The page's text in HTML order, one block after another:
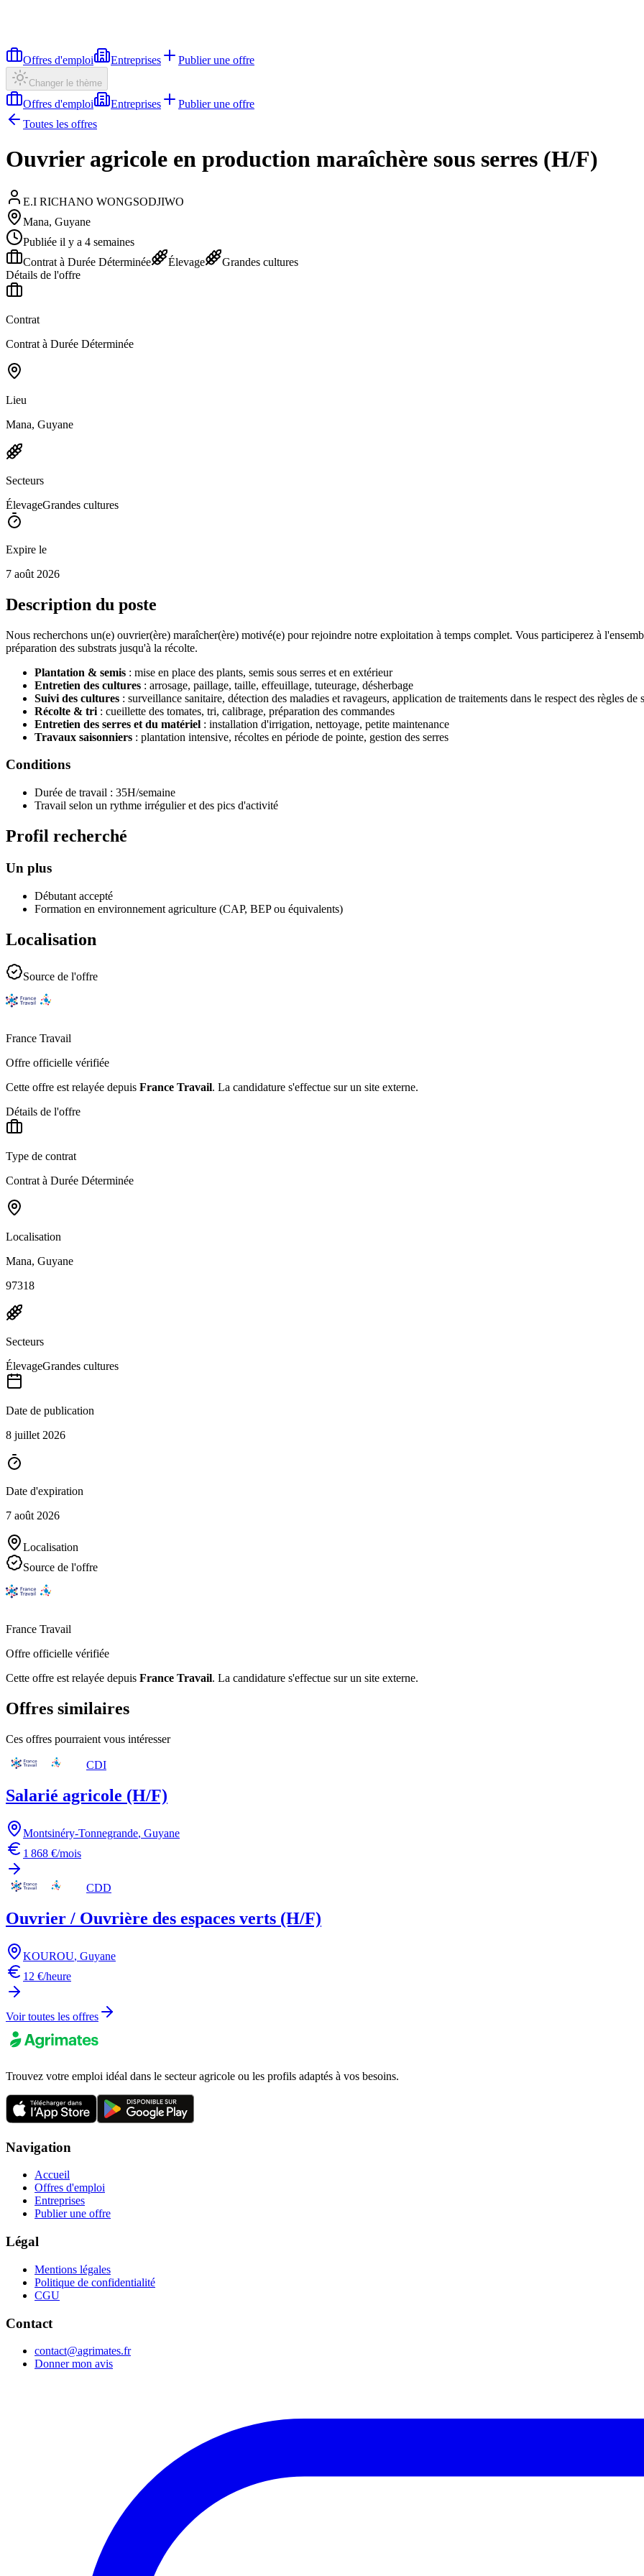
Offres d'emploi Entreprises Publier une offre
Changer le thème
Offres d'emploi Entreprises
Publier une offre
Toutes les offres
Ouvrier agricole en production maraîchère sous serres (H/F)
E.I RICHANO WONGSODJIWO
Mana, Guyane
Publiée il y a 4 semaines
Contrat à Durée Déterminée
Élevage
Grandes cultures
Détails de l'offre
Contrat
Contrat à Durée Déterminée
Lieu
Mana, Guyane
Secteurs
ÉlevageGrandes cultures
Expire le
7 août 2026
Description du poste
Nous recherchons un(e) ouvrier(ère) maraîcher(ère) motivé(e) pour rejoindre notre exploitation à temps complet. Vous participerez à
préparation des substrats jusqu'à la récolte.
Plantation & semis : mise en place des plants, semis sous serres et en extérieur
Entretien des cultures : arrosage, paillage, taille, effeuillage, tuteurage, désherbage
Suivi des cultures : surveillance sanitaire, détection des maladies et ravageurs, application de traitements dans le respect des règles de
Récolte & tri : cueillette des tomates, tri, calibrage, préparation des commandes
Entretien des serres et du matériel : installation d'irrigation, nettoyage, petite maintenance
Travaux saisonniers : plantation intensive, récoltes en période de pointe, gestion des serres
Conditions
Durée de travail : 35H/semaine
Travail selon un rythme irrégulier et des pics d'activité
Profil recherché
Un plus
Débutant accepté
Formation en environnement agriculture (CAP, BEP ou équivalents)
Localisation
Source de l'offre
France Travail
Offre officielle vérifiée
Cette offre est relayée depuis France Travail. La candidature s'effectue sur un site externe.
Détails de l'offre
Type de contrat
Contrat à Durée Déterminée
Localisation
Mana, Guyane
97318
Secteurs
ÉlevageGrandes cultures
Date de publication
8 juillet 2026
Date d'expiration
7 août 2026
Localisation
Source de l'offre
France Travail
Offre officielle vérifiée
Cette offre est relayée depuis France Travail. La candidature s'effectue sur un site externe.
Offres similaires
Ces offres pourraient vous intéresser
CDI
Salarié agricole (H/F)
Montsinéry-Tonnegrande, Guyane
1 868 €/mois
CDD
Ouvrier / Ouvrière des espaces verts (H/F)
KOUROU, Guyane
12 €/heure
Voir toutes les offres
Trouvez votre emploi idéal dans le secteur agricole ou les profils adaptés à vos besoins.
Navigation
Accueil
Offres d'emploi
Entreprises
Publier une offre
Légal
Mentions légales
Politique de confidentialité
CGU
Contact
contact@agrimates.fr
Donner mon avis